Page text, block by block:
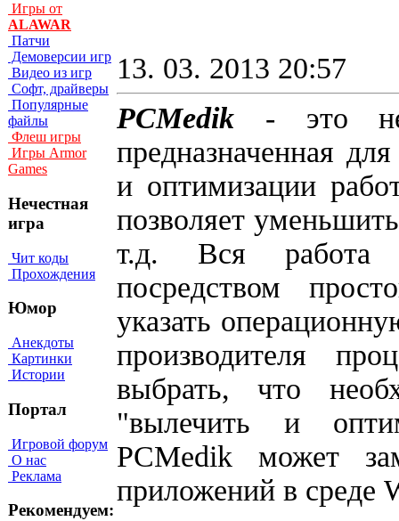
Игры от
ALAWAR
Патчи
Демоверсии игр
Видео из игр
Софт, драйверы
Популярные
файлы
Флеш игры
Игры Armor
Games
Нечестная
игра
Чит коды
Прохождения
Юмор
Анекдоты
Картинки
Истории
Портал
Игровой форум
О нас
Реклама
Рекомендуем:
13. 03. 2013 20:57
PCMedik - это
предназначенная
и оптимизации
позволяет
т.д. Вся работа
посредством
указать
производителя
выбрать, что
"вылечить и
PCMedik может
приложений в среде